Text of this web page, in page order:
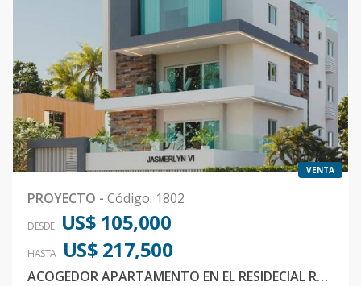
VENTA
PROYECTO - Código: 1802
DESDE US$ 105,000
HASTA US$ 217,500
ACOGEDOR APARTAMENTO EN EL RESIDECIAL REGINA SANTO DOMINGO ESTE